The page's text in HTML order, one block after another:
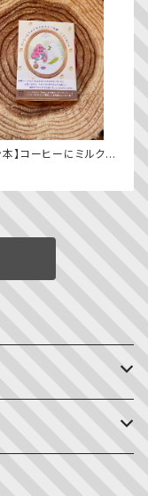
本】コーヒーにミルクを
うな愛